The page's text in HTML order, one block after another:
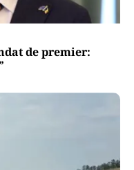
de premier: